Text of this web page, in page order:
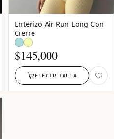
Enterizo Air Run Long Con
Cierre
Azul
cielo
$145,000
ELEGIR TALLA